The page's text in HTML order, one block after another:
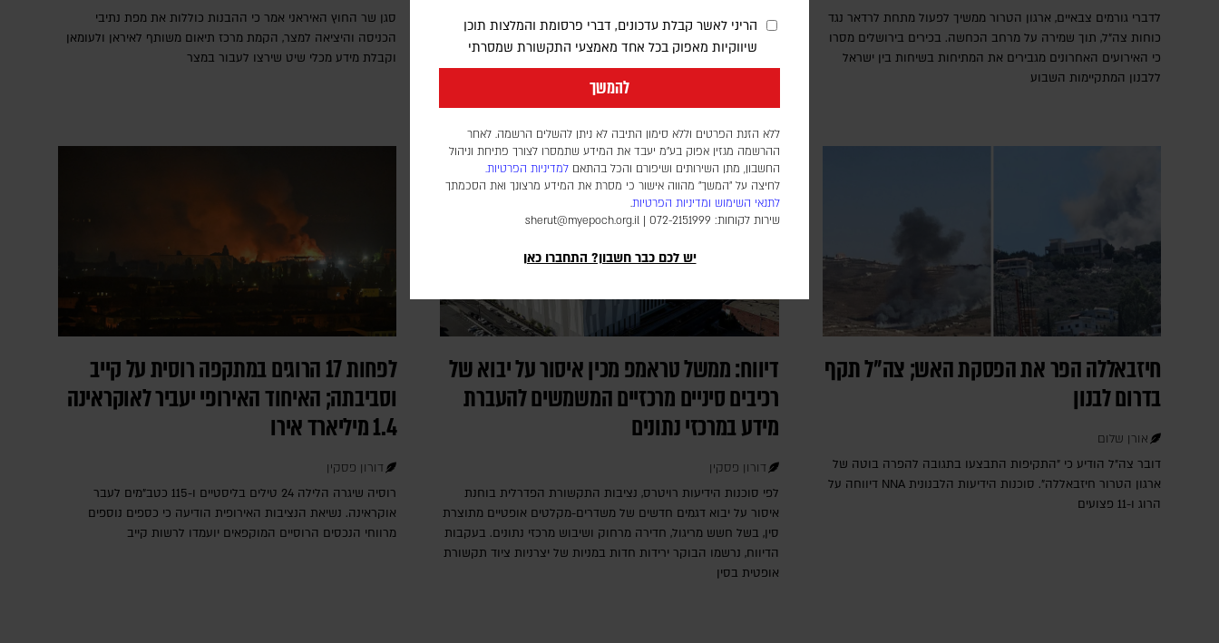
הריני לאשר קבלת עדכונים, דברי פרסומת והמלצות תוכן
שיווקיות מאפוק בכל אחד מאמצעי התקשורת שמסרתי
להמשך
ללא הזנת הפרטים וללא סימון התיבה לא ניתן להשלים הרשמה. לאחר
ההרשמה מגזין אפוק בע״מ יעבד את המידע שתמסרו לצורך פתיחת וניהול
החשבון, מתן השירותים ושיפורם והכל בהתאם למדיניות הפרטיות.
לחיצה על "המשך" מהווה אישור כי מסרת את המידע מרצונך ואת הסכמתך
לתנאי השימוש ומדיניות הפרטיות.
שירות לקוחות: 072-2151999 |
sherut@myepoch.org.il
יש לכם כבר חשבון? התחברו כאן
לדברי גורמים צבאיים, ארגון הטרור ממשיך לפעול מתחת לרדאר נגד
כוחות צה"ל, תוך שמירה על מרחב הכחשה. בכירים בירושלים מסרו
כי האירועים האחרונים מגבירים את המתיחות בשיחות בין ישראל
ללבנון המתקיימות השבוע
באורח קשה
סגן שר החוץ האיראני אמר כי ההבנות כוללות את מפת נתיבי
הכניסה והיציאה למצר, הקמת מרכז תיאום משותף לאיראן ולעומאן
וקבלת מידע מכלי שיט שירצו לעבור במצר
חיזבאללה הפר את הפסקת האש; צה"ל תקף
בדרום לבנון
אורן שלום
דובר צה"ל הודיע כי "התקיפות התבצעו בתגובה להפרה בוטה של
ארגון הטרור חיזבאללה". סוכנות הידיעות הלבנונית NNA דיווחה על
הרוג ו-11 פצועים
דיווח: ממשל טראמפ מכין איסור על יבוא של
רכיבים סיניים מרכזיים המשמשים להעברת
מידע במרכזי נתונים
דורון פסקין
לפי סוכנות הידיעות רויטרס, נציבות התקשורת הפדרלית בוחנת
איסור על יבוא דגמים חדשים של משדרים-מקלטים אופטיים מתוצרת
סין, בשל חשש מריגול, חדירה מרחוק ושיבוש מרכזי נתונים. בעקבות
הדיווח, נרשמו הבוקר ירידות חדות במניות של יצרניות ציוד תקשורת
אופטית בסין
לפחות 17 הרוגים במתקפה רוסית על קייב
וסביבתה; האיחוד האירופי יעביר לאוקראינה
1.4 מיליארד אירו
דורון פסקין
רוסיה שיגרה הלילה 24 טילים בליסטיים ו-115 כטב"מים לעבר
אוקראינה. נשיאת הנציבות האירופית הודיעה כי כספים נוספים
מרווחי הנכסים הרוסיים המוקפאים יועמדו לרשות קייב